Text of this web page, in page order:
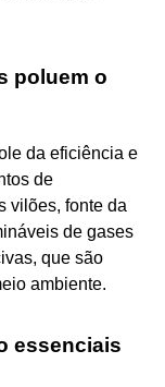
poluem o
da eficiência e
de
vilões, fonte da
de gases
que são
ambiente.
essenciais